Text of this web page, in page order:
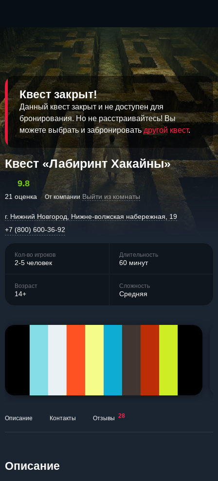
Квест закрыт!
Данный квест закрыт и не доступен для
бронирования. Но не расстраивайтесь! Вы
можете выбрать и забронироватьдругой квест.
Квест «Лабиринт Хакайны»
9.8
21 оценка От компании Выйти из комнаты
г. Нижний Новгород, Нижне-волжская набережная, 19
+7 (800) 600-36-92
Кол-во игроков
2-5 человек
Длительность
60 минут
Возраст
14+
Сложность
Средняя
Описание Контакты Отзывы 28
Описание